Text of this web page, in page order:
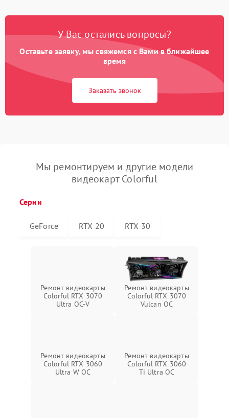
У Вас остались вопросы?
Оставьте заявку, мы свяжемся с Вами в ближайшее
время
Заказать звонок
Мы ремонтируем и другие модели
видеокарт Colorful
Серии
GeForce RTX 20 RTX 30
Ремонт видеокарты
Colorful RTX 3070
Ultra OC-V
Ремонт видеокарты
Colorful RTX 3070
Vulcan OC
Ремонт видеокарты
Colorful RTX 3060
Ultra W OC
Ремонт видеокарты
Colorful RTX 3060
Ti Ultra OC